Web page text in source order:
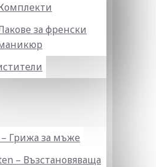
за френски
– Грижа за мъже
– Възстановяваща